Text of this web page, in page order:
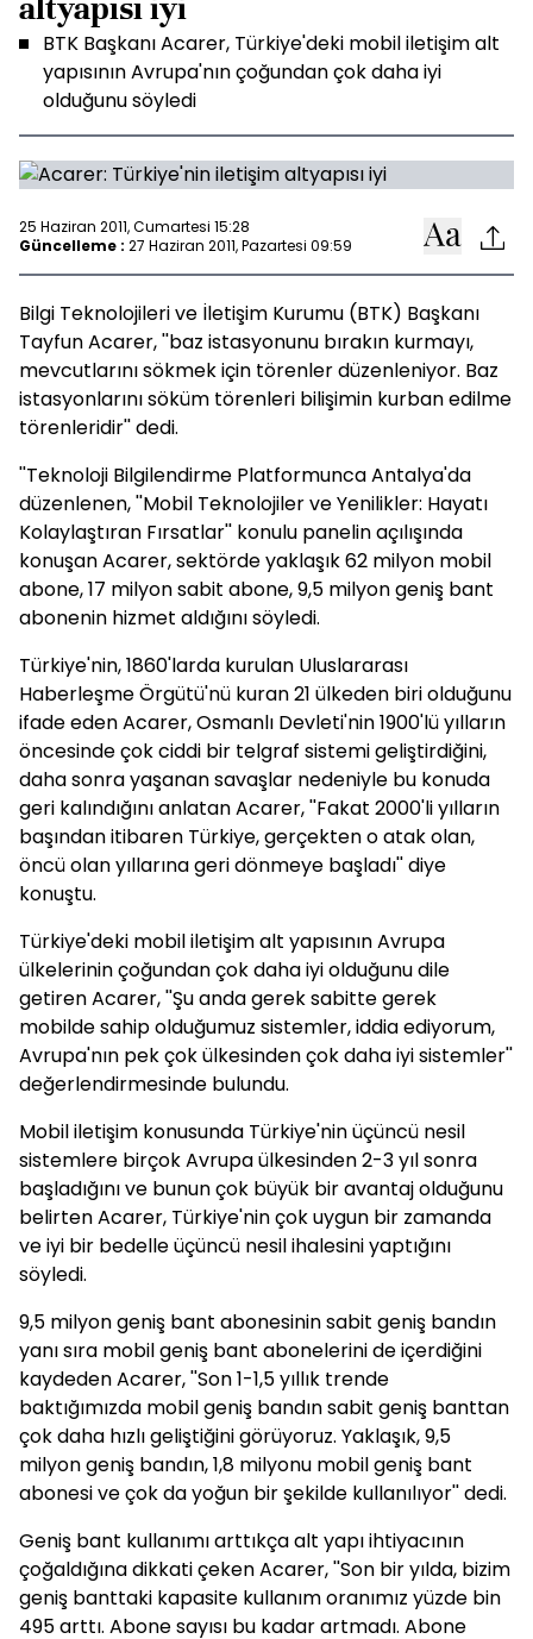
altyapısı iyi
BTK Başkanı Acarer, Türkiye'deki mobil iletişim alt
yapısının Avrupa'nın çoğundan çok daha iyi
olduğunu söyledi
25 Haziran 2011, Cumartesi 15:28
Güncelleme : 27 Haziran 2011, Pazartesi 09:59
Bilgi Teknolojileri ve İletişim Kurumu (BTK) Başkanı
Tayfun Acarer, ''baz istasyonunu bırakın kurmayı,
mevcutlarını sökmek için törenler düzenleniyor. Baz
istasyonlarını söküm törenleri bilişimin kurban edilme
törenleridir'' dedi.
''Teknoloji Bilgilendirme Platformunca Antalya'da
düzenlenen, ''Mobil Teknolojiler ve Yenilikler: Hayatı
Kolaylaştıran Fırsatlar'' konulu panelin açılışında
konuşan Acarer, sektörde yaklaşık 62 milyon mobil
abone, 17 milyon sabit abone, 9,5 milyon geniş bant
abonenin hizmet aldığını söyledi.
Türkiye'nin, 1860'larda kurulan Uluslararası
Haberleşme Örgütü'nü kuran 21 ülkeden biri olduğunu
ifade eden Acarer, Osmanlı Devleti'nin 1900'lü yılların
öncesinde çok ciddi bir telgraf sistemi geliştirdiğini,
daha sonra yaşanan savaşlar nedeniyle bu konuda
geri kalındığını anlatan Acarer, ''Fakat 2000'li yılların
başından itibaren Türkiye, gerçekten o atak olan,
öncü olan yıllarına geri dönmeye başladı'' diye
konuştu.
Türkiye'deki mobil iletişim alt yapısının Avrupa
ülkelerinin çoğundan çok daha iyi olduğunu dile
getiren Acarer, ''Şu anda gerek sabitte gerek
mobilde sahip olduğumuz sistemler, iddia ediyorum,
Avrupa'nın pek çok ülkesinden çok daha iyi sistemler''
değerlendirmesinde bulundu.
Mobil iletişim konusunda Türkiye'nin üçüncü nesil
sistemlere birçok Avrupa ülkesinden 2-3 yıl sonra
başladığını ve bunun çok büyük bir avantaj olduğunu
belirten Acarer, Türkiye'nin çok uygun bir zamanda
ve iyi bir bedelle üçüncü nesil ihalesini yaptığını
söyledi.
9,5 milyon geniş bant abonesinin sabit geniş bandın
yanı sıra mobil geniş bant abonelerini de içerdiğini
kaydeden Acarer, ''Son 1-1,5 yıllık trende
baktığımızda mobil geniş bandın sabit geniş banttan
çok daha hızlı geliştiğini görüyoruz. Yaklaşık, 9,5
milyon geniş bandın, 1,8 milyonu mobil geniş bant
abonesi ve çok da yoğun bir şekilde kullanılıyor'' dedi.
Geniş bant kullanımı arttıkça alt yapı ihtiyacının
çoğaldığına dikkati çeken Acarer, ''Son bir yılda, bizim
geniş banttaki kapasite kullanım oranımız yüzde bin
495 arttı. Abone sayısı bu kadar artmadı. Abone